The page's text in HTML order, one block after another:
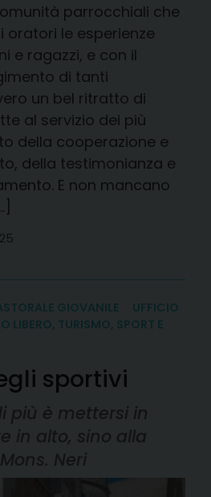
parrocchiali che
oratori le esperienze
e ragazzi, e con il
di tanti
un bel ritratto di
al servizio dei più
della cooperazione e
della testimonianza e
E non mancano
GIOVANILE
UFFICIO
LIBERO, TURISMO, SPORT E
sportivi
più è mettersi in
in alto, sino alla
Neri